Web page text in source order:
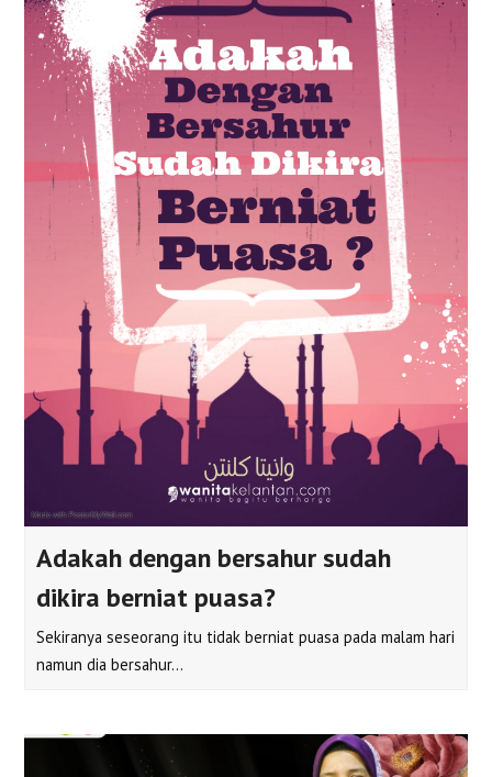
Adakah dengan bersahur sudah
dikira berniat puasa?
Sekiranya seseorang itu tidak berniat puasa pada malam hari
namun dia bersahur…